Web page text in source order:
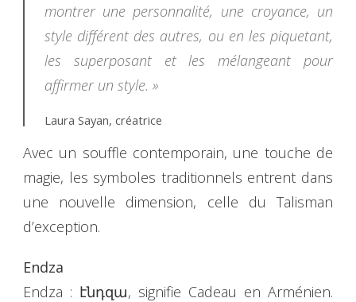
montrer une personnalité, une croyance, un
style différent des autres, ou en les piquetant,
les superposant et les mélangeant pour
affirmer un style. »
Laura Sayan, créatrice
Avec un souffle contemporain, une touche de
magie, les symboles traditionnels entrent dans
une nouvelle dimension, celle du Talisman
d’exception.
Endza
Endza : էնդզա, signifie Cadeau en Arménien.